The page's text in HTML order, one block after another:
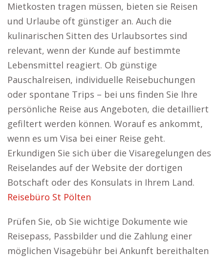
Mietkosten tragen müssen, bieten sie Reisen
und Urlaube oft günstiger an. Auch die
kulinarischen Sitten des Urlaubsortes sind
relevant, wenn der Kunde auf bestimmte
Lebensmittel reagiert. Ob günstige
Pauschalreisen, individuelle Reisebuchungen
oder spontane Trips – bei uns finden Sie Ihre
persönliche Reise aus Angeboten, die detailliert
gefiltert werden können. Worauf es ankommt,
wenn es um Visa bei einer Reise geht.
Erkundigen Sie sich über die Visaregelungen des
Reiselandes auf der Website der dortigen
Botschaft oder des Konsulats in Ihrem Land.
Reisebüro St Pölten
Prüfen Sie, ob Sie wichtige Dokumente wie
Reisepass, Passbilder und die Zahlung einer
möglichen Visagebühr bei Ankunft bereithalten